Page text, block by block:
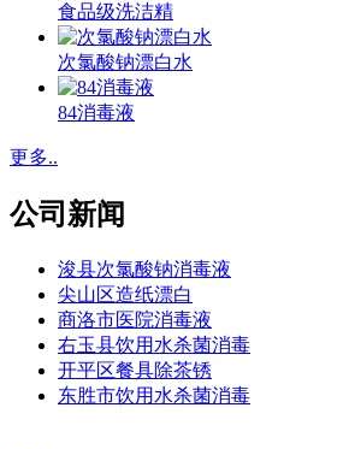
食品级洗洁精
次氯酸钠漂白水
84消毒液
更多..
公司新闻
浚县次氯酸钠消毒液
尖山区造纸漂白
商洛市医院消毒液
右玉县饮用水杀菌消毒
开平区餐具除茶锈
东胜市饮用水杀菌消毒